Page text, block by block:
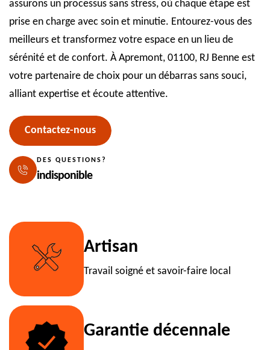
assurons un processus sans stress, où chaque étape est
prise en charge avec soin et minutie. Entourez-vous des
meilleurs et transformez votre espace en un lieu de
sérénité et de confort. À Apremont, 01100, RJ Benne est
votre partenaire de choix pour un débarras sans souci,
alliant expertise et écoute attentive.
Contactez-nous
DES QUESTIONS?
indisponible
Artisan
Travail soigné et savoir-faire local
Garantie décennale